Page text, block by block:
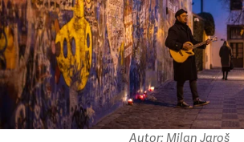
Autor: Milan Jaroš